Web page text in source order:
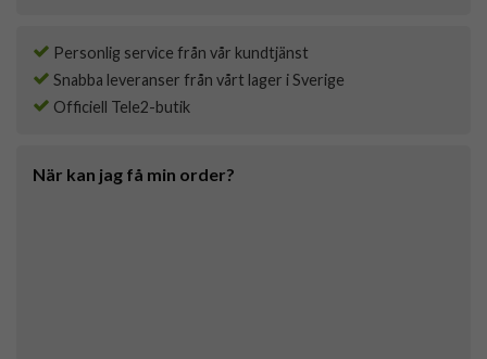
Personlig service från vår kundtjänst
Snabba leveranser från vårt lager i Sverige
Officiell Tele2-butik
När kan jag få min order?